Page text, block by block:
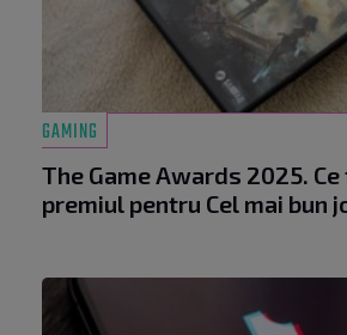
GAMING
The Game Awards 2025.
premiul pentru Cel mai bun